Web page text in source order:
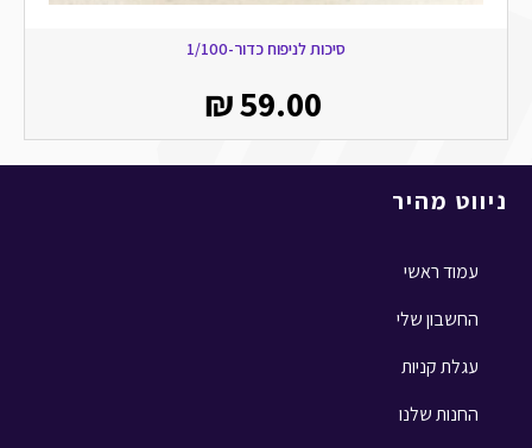
סיכות לניפוח כדור-1/100
₪59.00
ניווט מהיר
עמוד ראשי
החשבון שלי
עגלת קניות
החנות שלנו